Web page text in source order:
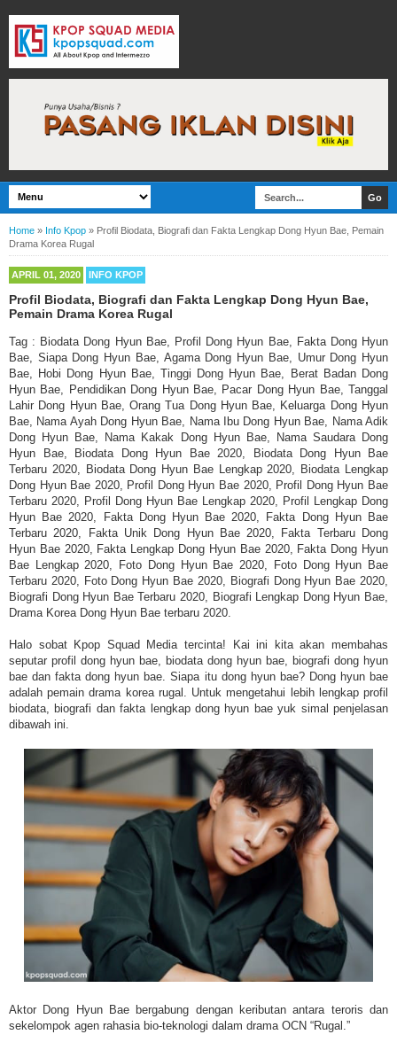
Home » Info Kpop » Profil Biodata, Biografi dan Fakta Lengkap Dong Hyun Bae, Pemain
Drama Korea Rugal
APRIL 01, 2020 INFO KPOP
Profil Biodata, Biografi dan Fakta Lengkap Dong Hyun Bae,
Pemain Drama Korea Rugal
Tag : Biodata Dong Hyun Bae, Profil Dong Hyun Bae, Fakta Dong Hyun
Bae, Siapa Dong Hyun Bae, Agama Dong Hyun Bae, Umur Dong Hyun
Bae, Hobi Dong Hyun Bae, Tinggi Dong Hyun Bae, Berat Badan Dong
Hyun Bae, Pendidikan Dong Hyun Bae, Pacar Dong Hyun Bae, Tanggal
Lahir Dong Hyun Bae, Orang Tua Dong Hyun Bae, Keluarga Dong Hyun
Bae, Nama Ayah Dong Hyun Bae, Nama Ibu Dong Hyun Bae, Nama Adik
Dong Hyun Bae, Nama Kakak Dong Hyun Bae, Nama Saudara Dong
Hyun Bae, Biodata Dong Hyun Bae 2020, Biodata Dong Hyun Bae
Terbaru 2020, Biodata Dong Hyun Bae Lengkap 2020, Biodata Lengkap
Dong Hyun Bae 2020, Profil Dong Hyun Bae 2020, Profil Dong Hyun Bae
Terbaru 2020, Profil Dong Hyun Bae Lengkap 2020, Profil Lengkap Dong
Hyun Bae 2020, Fakta Dong Hyun Bae 2020, Fakta Dong Hyun Bae
Terbaru 2020, Fakta Unik Dong Hyun Bae 2020, Fakta Terbaru Dong
Hyun Bae 2020, Fakta Lengkap Dong Hyun Bae 2020, Fakta Dong Hyun
Bae Lengkap 2020, Foto Dong Hyun Bae 2020, Foto Dong Hyun Bae
Terbaru 2020, Foto Dong Hyun Bae 2020, Biografi Dong Hyun Bae 2020,
Biografi Dong Hyun Bae Terbaru 2020, Biografi Lengkap Dong Hyun Bae,
Drama Korea Dong Hyun Bae terbaru 2020.
Halo sobat Kpop Squad Media tercinta! Kai ini kita akan membahas
seputar profil dong hyun bae, biodata dong hyun bae, biografi dong hyun
bae dan fakta dong hyun bae. Siapa itu dong hyun bae? Dong hyun bae
adalah pemain drama korea rugal. Untuk mengetahui lebih lengkap profil
biodata, biografi dan fakta lengkap dong hyun bae yuk simal penjelasan
dibawah ini.
Aktor Dong Hyun Bae bergabung dengan keributan antara teroris dan
sekelompok agen rahasia bio-teknologi dalam drama OCN “Rugal.”